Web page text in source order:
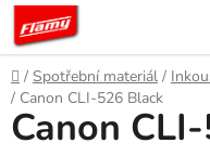
Přejít
obsah
Domů
/ Spotřební materiál /
/ Canon CLI-526 Black
Canon